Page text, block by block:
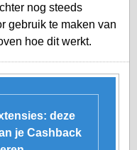
nog steeds
gebruik te maken van
hoe dit werkt.
deze
je Cashback